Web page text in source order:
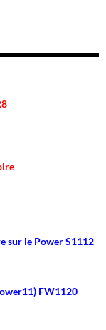
sur le Power S1112
FW1120